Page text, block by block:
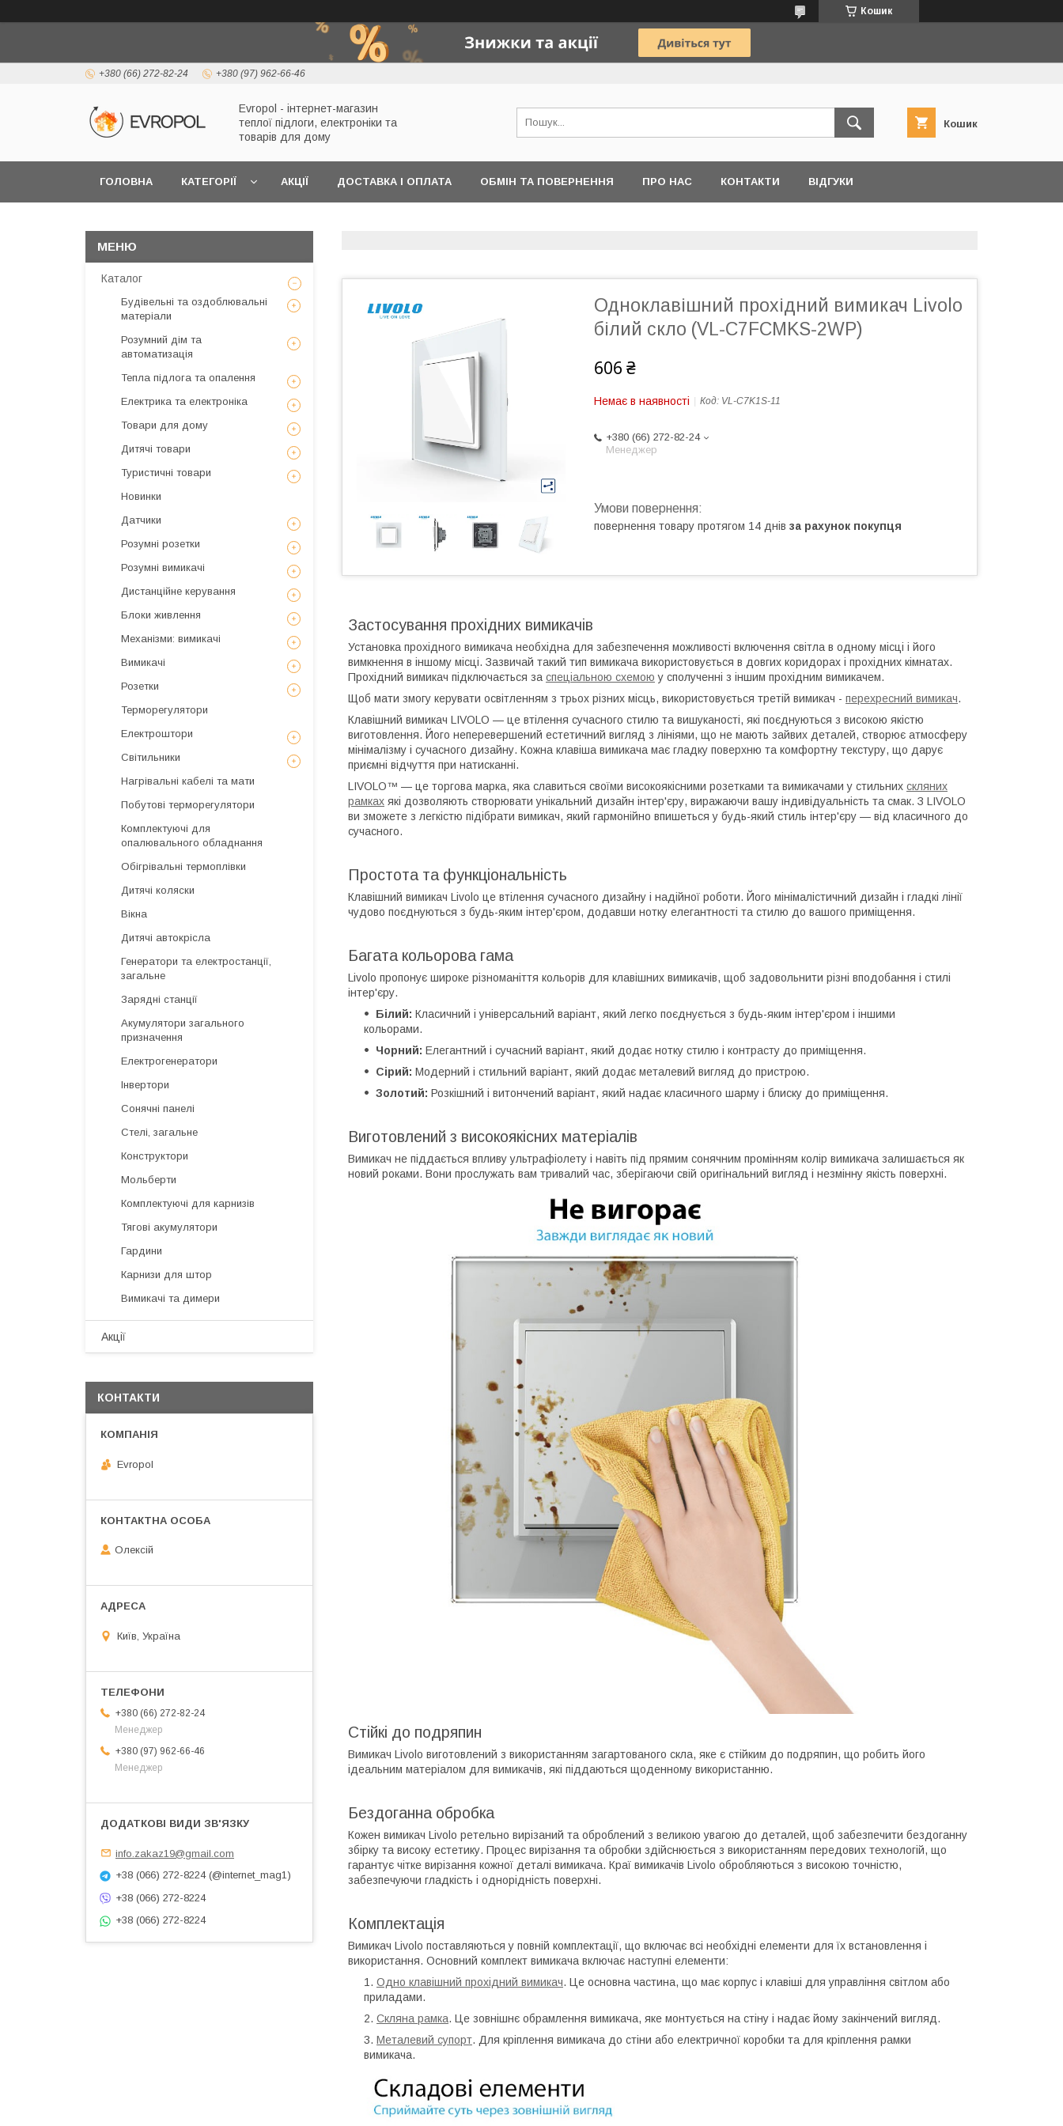
Кошик
+380 (66) 272-82-24 +380 (97) 962-66-46
Evropol - інтернет-магазин
теплої підлоги, електроніки та
товарів для дому
Кошик
ГОЛОВНА КАТЕГОРІЇ АКЦІЇ ДОСТАВКА І ОПЛАТА ОБМІН ТА ПОВЕРНЕННЯ ПРО НАС КОНТАКТИ ВІДГУКИ
Одноклавішний прохідний вимикач Livolo
білий скло (VL-С7FCMKS-2WP)
606 ₴
Немає в наявності Код: VL-C7K1S-11
+380 (66) 272-82-24
Менеджер
повернення товару протягом 14 днів за рахунок покупця
Застосування прохідних вимикачів
Установка прохідного вимикача необхідна для забезпечення можливості включення світла в одному місці і його
вимкнення в іншому місці. Зазвичай такий тип вимикача використовується в довгих коридорах і прохідних кімнатах.
Прохідний вимикач підключається за спеціальною схемою у сполученні з іншим прохідним вимикачем.
Щоб мати змогу керувати освітленням з трьох різних місць, використовується третій вимикач - перехресний вимикач.
Клавішний вимикач LIVOLO — це втілення сучасного стилю та вишуканості, які поєднуються з високою якістю
виготовлення. Його неперевершений естетичний вигляд з лініями, що не мають зайвих деталей, створює атмосферу
мінімалізму і сучасного дизайну. Кожна клавіша вимикача має гладку поверхню та комфортну текстуру, що дарує
приємні відчуття при натисканні.
LIVOLO™ — це торгова марка, яка славиться своїми високоякісними розетками та вимикачами у стильних скляних
рамках які дозволяють створювати унікальний дизайн інтер'єру, виражаючи вашу індивідуальність та смак. З LIVOLO
ви зможете з легкістю підібрати вимикач, який гармонійно впишеться у будь-який стиль інтер'єру — від класичного до
сучасного.
Простота та функціональність
Клавішний вимикач Livolo це втілення сучасного дизайну і надійної роботи. Його мінімалістичний дизайн і гладкі лінії
чудово поєднуються з будь-яким інтер'єром, додавши нотку елегантності та стилю до вашого приміщення.
Багата кольорова гама
Livolo пропонує широке різноманіття кольорів для клавішних вимикачів, щоб задовольнити різні вподобання і стилі
інтер'єру.
Білий: Класичний і універсальний варіант, який легко поєднується з будь-яким інтер'єром і іншими
кольорами.
Чорний: Елегантний і сучасний варіант, який додає нотку стилю і контрасту до приміщення.
Сірий: Модерний і стильний варіант, який додає металевий вигляд до пристрою.
Золотий: Розкішний і витончений варіант, який надає класичного шарму і блиску до приміщення.
Виготовлений з високоякісних матеріалів
Вимикач не піддається впливу ультрафіолету і навіть під прямим сонячним промінням колір вимикача залишається як
новий роками. Вони прослужать вам тривалий час, зберігаючи свій оригінальний вигляд і незмінну якість поверхні.
Стійкі до подряпин
Вимикач Livolo виготовлений з використанням загартованого скла, яке є стійким до подряпин, що робить його
ідеальним матеріалом для вимикачів, які піддаються щоденному використанню.
Бездоганна обробка
Кожен вимикач Livolo ретельно вирізаний та оброблений з великою увагою до деталей, щоб забезпечити бездоганну
збірку та високу естетику. Процес вирізання та обробки здійснюється з використанням передових технологій, що
гарантує чітке вирізання кожної деталі вимикача. Краї вимикачів Livolo обробляються з високою точністю,
забезпечуючи гладкість і однорідність поверхні.
Комплектація
Вимикач Livolo поставляються у повній комплектації, що включає всі необхідні елементи для їх встановлення і
використання. Основний комплект вимикача включає наступні елементи:
Одно клавішний прохідний вимикач. Це основна частина, що має корпус і клавіші для управління світлом або
приладами.
Скляна рамка. Це зовнішнє обрамлення вимикача, яке монтується на стіну і надає йому закінчений вигляд.
Металевий супорт. Для кріплення вимикача до стіни або електричної коробки та для кріплення рамки
вимикача.
Каталог
Будівельні та оздоблювальні
матеріали
Розумний дім та
автоматизація
Тепла підлога та опалення
Електрика та електроніка
Товари для дому
Дитячі товари
Туристичні товари
Новинки
Датчики
Розумні розетки
Розумні вимикачі
Дистанційне керування
Блоки живлення
Механізми: вимикачі
Вимикачі
Розетки
Терморегулятори
Електроштори
Світильники
Нагрівальні кабелі та мати
Побутові терморегулятори
Комплектуючі для
опалювального обладнання
Обігрівальні термоплівки
Дитячі коляски
Вікна
Дитячі автокрісла
Генератори та електростанції,
загальне
Зарядні станції
Акумулятори загального
призначення
Електрогенератори
Інвертори
Сонячні панелі
Стелі, загальне
Конструктори
Мольберти
Комплектуючі для карнизів
Тягові акумулятори
Гардини
Карнизи для штор
Вимикачі та димери
Акції
КОНТАКТИ
Evropol
Олексій
Київ, Україна
+380 (66) 272-82-24
Менеджер
+380 (97) 962-66-46
Менеджер
info.zakaz19@gmail.com
+38 (066) 272-8224 (@internet_mag1)
+38 (066) 272-8224
+38 (066) 272-8224